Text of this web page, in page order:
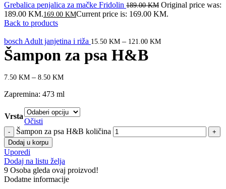
Grebalica penjalica za mačke Fridolin 189.00KM Original price was:
189.00 KM.169.00 KMCurrent price is: 169.00 KM.
Back to products
bosch Adult janjetina i riža 15.50 KM – 121.00 KM
Šampon za psa H&B
7.50 KM – 8.50 KM
Zapremina: 473 ml
Vrsta
Očisti
Šampon za psa H&B količina
Dodaj u korpu
Uporedi
Dodaj na listu želja
9 Osoba gleda ovaj proizvod!
Dodatne informacije